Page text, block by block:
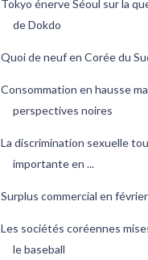
Tokyo énerve Séoul sur la
de Dokdo
Quoi de neuf en Corée du
Consommation en hausse
perspectives noires
La discrimination sexuelle
importante en ...
Surplus commercial en février
Les sociétés coréennes
le baseball